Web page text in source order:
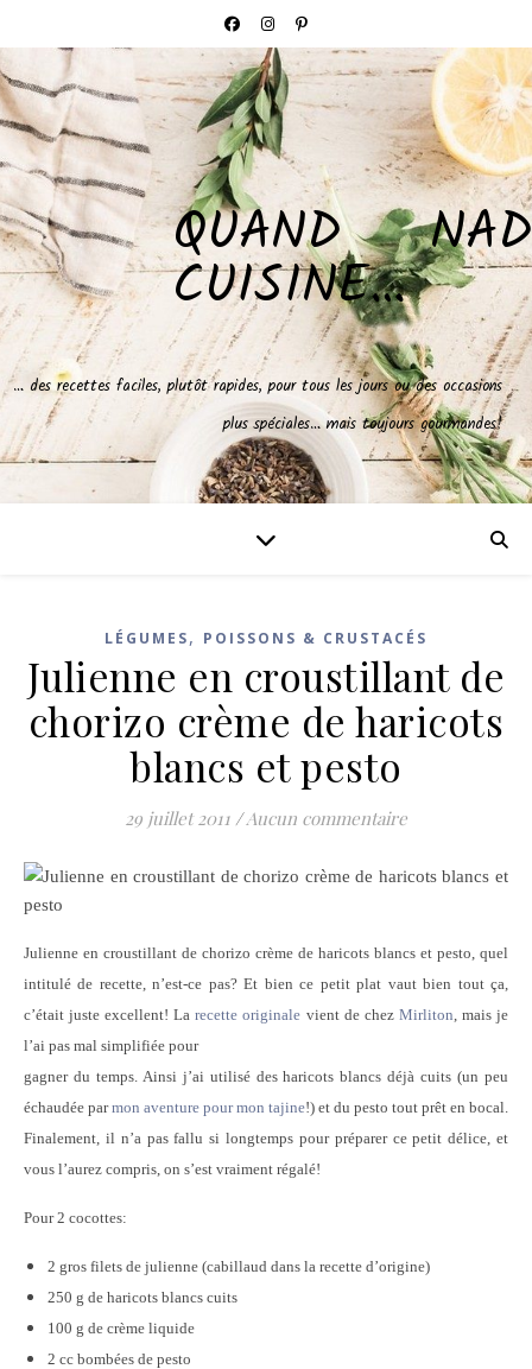
QUAND NAD
CUISINE…
… des recettes faciles, plutôt rapides, pour tous les jours ou des occasions
plus spéciales… mais toujours gourmandes!
LÉGUMES, POISSONS & CRUSTACÉS
Julienne en croustillant de
chorizo crème de haricots
blancs et pesto
29 juillet 2011 /Aucun commentaire
Julienne en croustillant de chorizo crème de haricots blancs et pesto, quel
intitulé de recette, n’est-ce pas? Et bien ce petit plat vaut bien tout ça,
c’était juste excellent! Larecette originale vient de chez Mirliton, mais je
l’ai pas mal simplifiée pour
gagner du temps. Ainsi j’ai utilisé des haricots blancs déjà cuits (un peu
échaudée parmon aventure pour mon tajine!) et du pesto tout prêt en bocal.
Finalement, il n’a pas fallu si longtemps pour préparer ce petit délice, et
vous l’aurez compris, on s’est vraiment régalé!
Pour 2 cocottes:
2 gros filets de julienne (cabillaud dans la recette d’origine)
250 g de haricots blancs cuits
100 g de crème liquide
2 cc bombées de pesto